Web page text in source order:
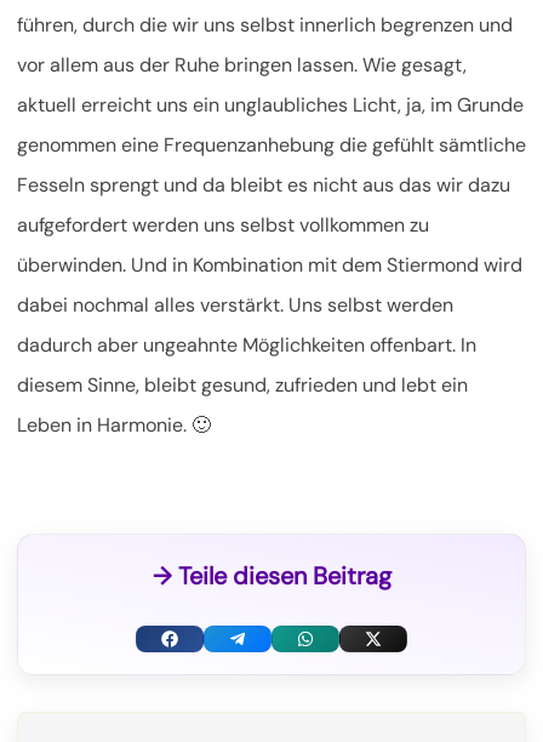
führen, durch die wir uns selbst innerlich begrenzen und
vor allem aus der Ruhe bringen lassen. Wie gesagt,
aktuell erreicht uns ein unglaubliches Licht, ja, im Grunde
genommen eine Frequenzanhebung die gefühlt sämtliche
Fesseln sprengt und da bleibt es nicht aus das wir dazu
aufgefordert werden uns selbst vollkommen zu
überwinden. Und in Kombination mit dem Stiermond wird
dabei nochmal alles verstärkt. Uns selbst werden
dadurch aber ungeahnte Möglichkeiten offenbart. In
diesem Sinne, bleibt gesund, zufrieden und lebt ein
Leben in Harmonie. 🙂
→ Teile diesen Beitrag
F
T
W
X